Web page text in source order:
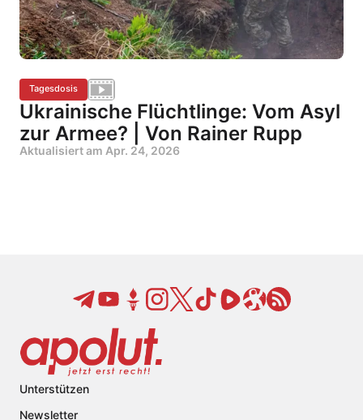
Tagesdosis
Ukrainische Flüchtlinge: Vom Asyl
zur Armee? | Von Rainer Rupp
Aktualisiert am Apr. 24, 2026
Unterstützen
Newsletter